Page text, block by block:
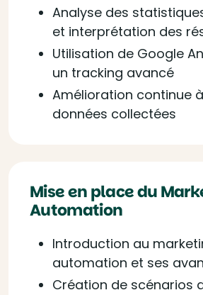
Analyse des
et interprétation des
Utilisation de Google
un tracking avancé
Amélioration continue
données collectées
Mise en place du
Automation
Introduction au
automation et ses
Création de scénarios